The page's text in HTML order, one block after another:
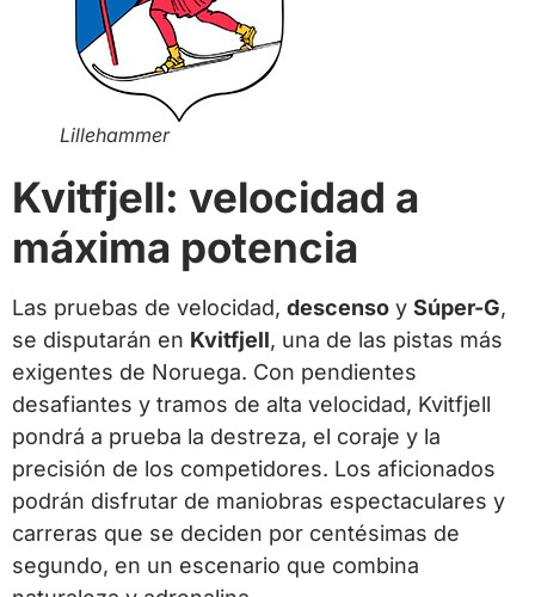
Lillehammer
Kvitfjell: velocidad a
máxima potencia
Las pruebas de velocidad, descenso y Súper-G,
se disputarán en Kvitfjell, una de las pistas más
exigentes de Noruega. Con pendientes
desafiantes y tramos de alta velocidad, Kvitfjell
pondrá a prueba la destreza, el coraje y la
precisión de los competidores. Los aficionados
podrán disfrutar de maniobras espectaculares y
carreras que se deciden por centésimas de
segundo, en un escenario que combina